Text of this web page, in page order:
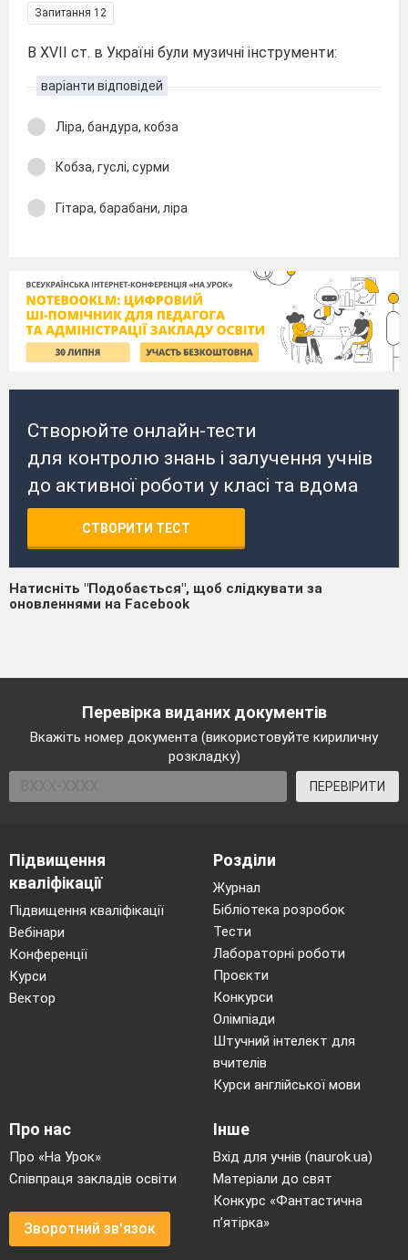
Запитання 12
В XVII ст. в Україні були музичні інструменти:
варіанти відповідей
Ліра, бандура, кобза
Кобза, гуслі, сурми
Гітара, барабани, ліра
Створюйте онлайн-тести
для контролю знань і залучення учнів
до активної роботи у класі та вдома
СТВОРИТИ ТЕСТ
Натисніть "Подобається", щоб слідкувати за
оновленнями на Facebook
Перевірка виданих документів
Вкажіть номер документа (використовуйте кириличну
розкладку)
ПЕРЕВІРИТИ
Підвищення
кваліфікації
Підвищення кваліфікації
Вебінари
Конференції
Курси
Вектор
Розділи
Журнал
Бібліотека розробок
Тести
Лабораторні роботи
Проєкти
Конкурси
Олімпіади
Штучний інтелект для
вчителів
Курси англійської мови
Про нас
Про «На Урок»
Співпраця закладів освіти
Зворотний зв'язок
Інше
Вхід для учнів (naurok.ua)
Матеріали до свят
Конкурс «Фантастична
п’ятірка»